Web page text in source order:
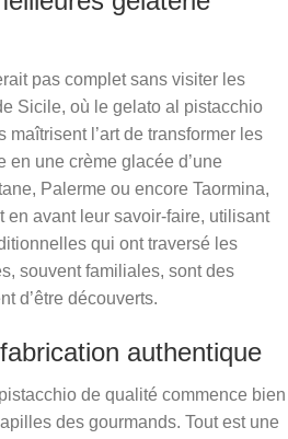
pas complet sans visiter les
Sicile, où le gelato al pistacchio
l’art de transformer les
en une crème glacée d’une
Palerme ou encore Taormina,
en avant leur savoir-faire, utilisant
qui ont traversé les
souvent familiales, sont des
d’être découverts.
authentique
de qualité commence bien
des gourmands. Tout est une